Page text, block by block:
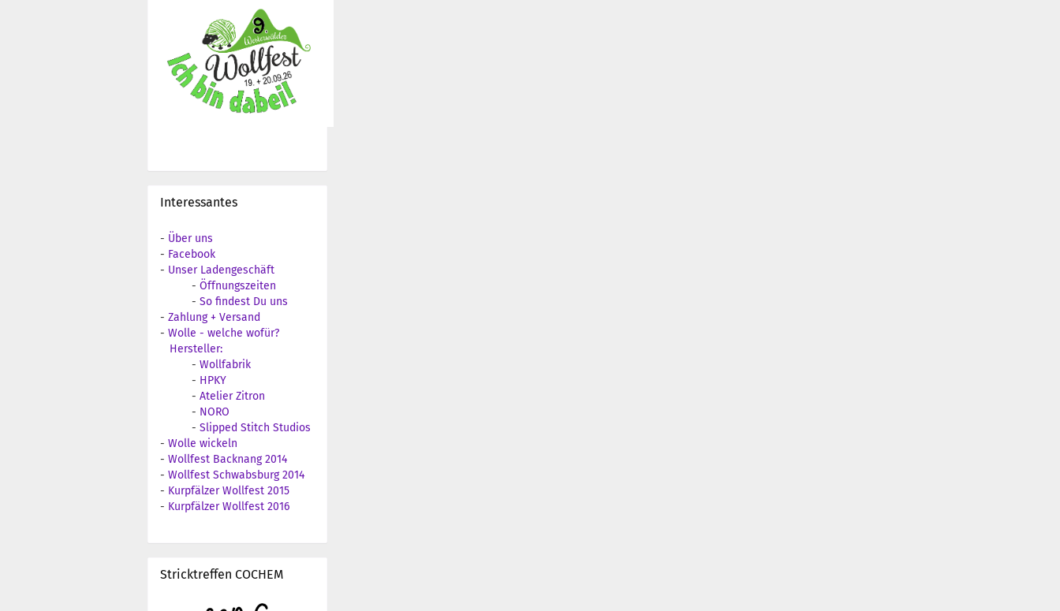
Interessantes
- Über uns
- Facebook
- Unser Ladengeschäft
- Öffnungszeiten
- So findest Du uns
- Zahlung + Versand
- Wolle - welche wofür?
Hersteller:
- Wollfabrik
- HPKY
- Atelier Zitron
- NORO
- Slipped Stitch Studios
- Wolle wickeln
- Wollfest Backnang 2014
- Wollfest Schwabsburg 2014
- Kurpfälzer Wollfest 2015
- Kurpfälzer Wollfest 2016
Stricktreffen COCHEM